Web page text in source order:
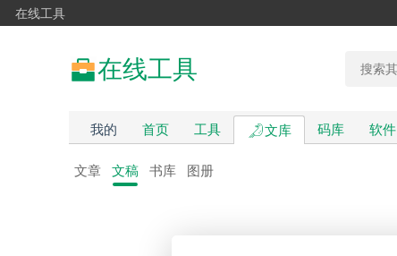
在线工具
在线工具
我的 首页 工具 文库 码库 软件
文章 文稿 书库 图册